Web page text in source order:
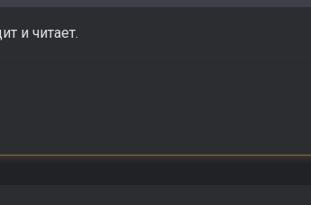
и читает.